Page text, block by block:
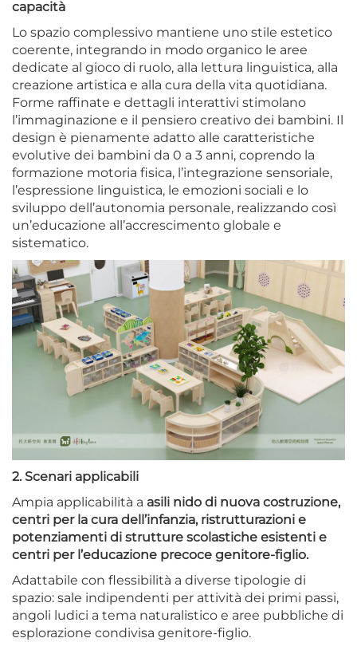
capacità
Lo spazio complessivo mantiene uno stile estetico
coerente, integrando in modo organico le aree
dedicate al gioco di ruolo, alla lettura linguistica, alla
creazione artistica e alla cura della vita quotidiana.
Forme raffinate e dettagli interattivi stimolano
l’immaginazione e il pensiero creativo dei bambini. Il
design è pienamente adatto alle caratteristiche
evolutive dei bambini da 0 a 3 anni, coprendo la
formazione motoria fisica, l’integrazione sensoriale,
l’espressione linguistica, le emozioni sociali e lo
sviluppo dell’autonomia personale, realizzando così
un’educazione all’accrescimento globale e
sistematico.
2. Scenari applicabili
Ampia applicabilità a asili nido di nuova costruzione,
centri per la cura dell’infanzia, ristrutturazioni e
potenziamenti di strutture scolastiche esistenti e
centri per l’educazione precoce genitore-figlio.
Adattabile con flessibilità a diverse tipologie di
spazio: sale indipendenti per attività dei primi passi,
angoli ludici a tema naturalistico e aree pubbliche di
esplorazione condivisa genitore-figlio.